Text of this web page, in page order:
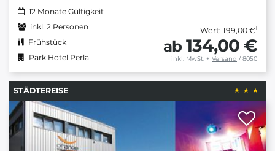
12 Monate Gültigkeit
inkl. 2 Personen
Frühstück
Park Hotel Perla
Wert: 199,00 €1
ab 134,00 €
inkl. MwSt. + Versand / 8050
STÄDTEREISE